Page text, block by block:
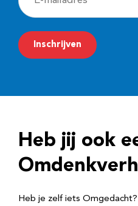
-
m
a
r
e
Inschrijven
Heb jij ook
Heb je zelf iets